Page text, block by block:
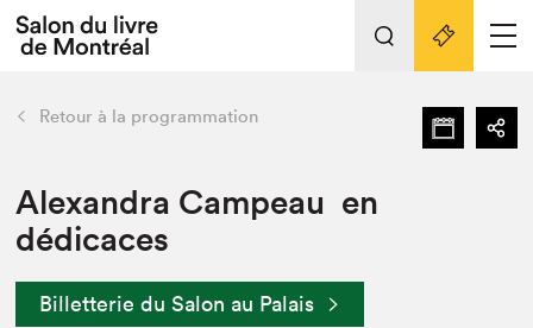
Tout sur l'édition 2022
Actualités
Vidéos et Balados
retour Nos activités
Édition 2022
Planifier sa visite
Liens pratiques
Retour à la programmation
Alexandra Campeau en
dédicaces
Billetterie du Salon au Palais